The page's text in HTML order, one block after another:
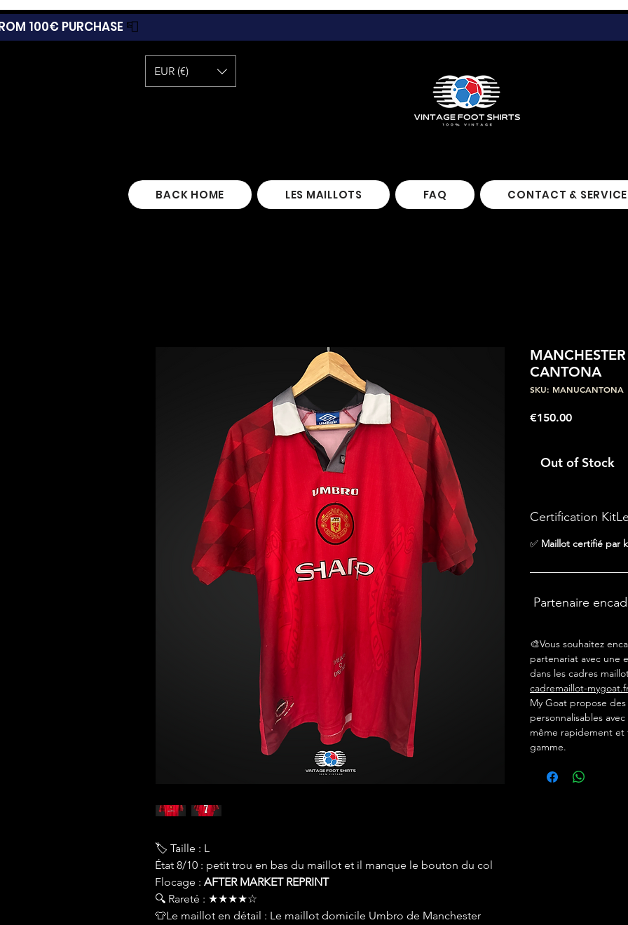
100€ PURCHASE 📮
EUR (€)
BACK HOME LES MAILLOTS FAQ CONTACT &
🏷 Taille : L
État 8/10 : petit trou en bas du maillot et il manque le bouton du col
Flocage : AFTER MARKET REPRINT
🔍 Rareté : ★★★★☆
👕Le maillot en détail : Le maillot domicile Umbro de Manchester
CANTONA
SKU: MANUCANTONA
€150.00Price
Out of Stock
Certification
✅ Maillot certifié par
Partenaire
🎨Vous souhaitez
partenariat avec une
dans les cadres
cadremaillot-
My Goat propose
personnalisables
même rapidement
gamme.